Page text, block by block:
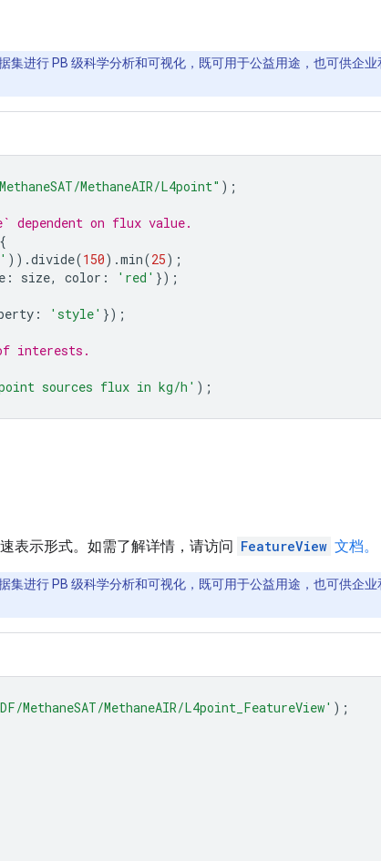
集进行 PB 级科学分析和可视化，既可用于公益用途，也可供企
MethaneAIR/L4point" );
on flux value.
{
)).divide(150).min(25);
: size, color : 'red' });
: 'style' });
interests.
point sources flux in kg/h' );
表示形式。如需了解详情，请访问 FeatureView 文档。
集进行 PB 级科学分析和可视化，既可用于公益用途，也可供企
MethaneSAT/MethaneAIR/L4point_FeatureView' );